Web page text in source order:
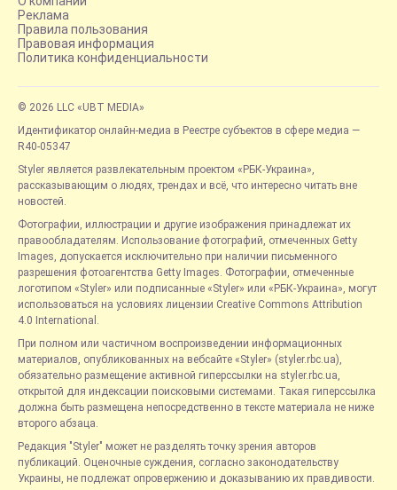
Реклама
Правила пользования
Правовая информация
Политика конфиденциальности
© 2026 LLC «UBT MEDIA»
Идентификатор онлайн-медиа в Реестре субъектов в сфере медиа —
R40-05347
Styler является развлекательным проектом «РБК-Украина»,
рассказывающим о людях, трендах и всё, что интересно читать вне
новостей.
Фотографии, иллюстрации и другие изображения принадлежат их
правообладателям. Использование фотографий, отмеченных Getty
Images, допускается исключительно при наличии письменного
разрешения фотоагентства Getty Images. Фотографии, отмеченные
логотипом «Styler» или подписанные «Styler» или «РБК-Украина», могут
использоваться на условиях лицензии Creative Commons Attribution
4.0 International.
При полном или частичном воспроизведении информационных
материалов, опубликованных на вебсайте «Styler» (styler.rbc.ua),
обязательно размещение активной гиперссылки на styler.rbc.ua,
открытой для индексации поисковыми системами. Такая гиперссылка
должна быть размещена непосредственно в тексте материала не ниже
второго абзаца.
Редакция "Styler" может не разделять точку зрения авторов
публикаций. Оценочные суждения, согласно законодательству
Украины, не подлежат опровержению и доказыванию их правдивости.